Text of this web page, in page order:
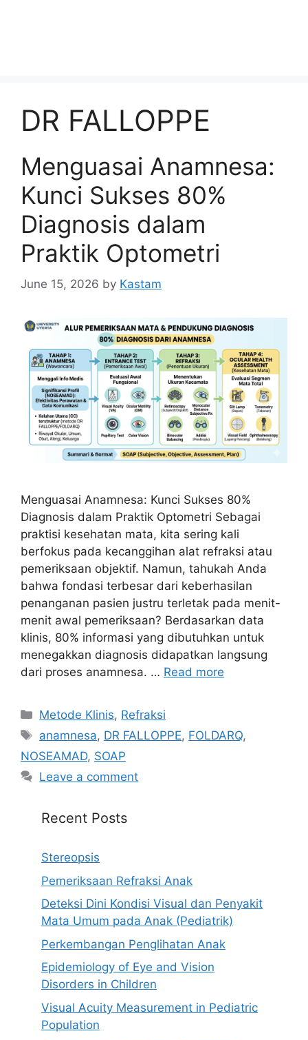
DR FALLOPPE
Menguasai Anamnesa:
Kunci Sukses 80%
Diagnosis dalam
Praktik Optometri
June 15, 2026 by Kastam
Menguasai Anamnesa: Kunci Sukses 80%
Diagnosis dalam Praktik Optometri Sebagai
praktisi kesehatan mata, kita sering kali
berfokus pada kecanggihan alat refraksi atau
pemeriksaan objektif. Namun, tahukah Anda
bahwa fondasi terbesar dari keberhasilan
penanganan pasien justru terletak pada menit-
menit awal pemeriksaan? Berdasarkan data
klinis, 80% informasi yang dibutuhkan untuk
menegakkan diagnosis didapatkan langsung
dari proses anamnesa. … Read more
Categories
Metode Klinis, Refraksi
Tags
anamnesa, DR FALLOPPE, FOLDARQ,
NOSEAMAD, SOAP
Leave a comment
Recent Posts
Stereopsis
Pemeriksaan Refraksi Anak
Deteksi Dini Kondisi Visual dan Penyakit
Mata Umum pada Anak (Pediatrik)
Perkembangan Penglihatan Anak
Epidemiology of Eye and Vision
Disorders in Children
Visual Acuity Measurement in Pediatric
Population